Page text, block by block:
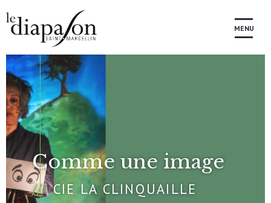
MENU
Comme une image
CIE LA CLINQUAILLE